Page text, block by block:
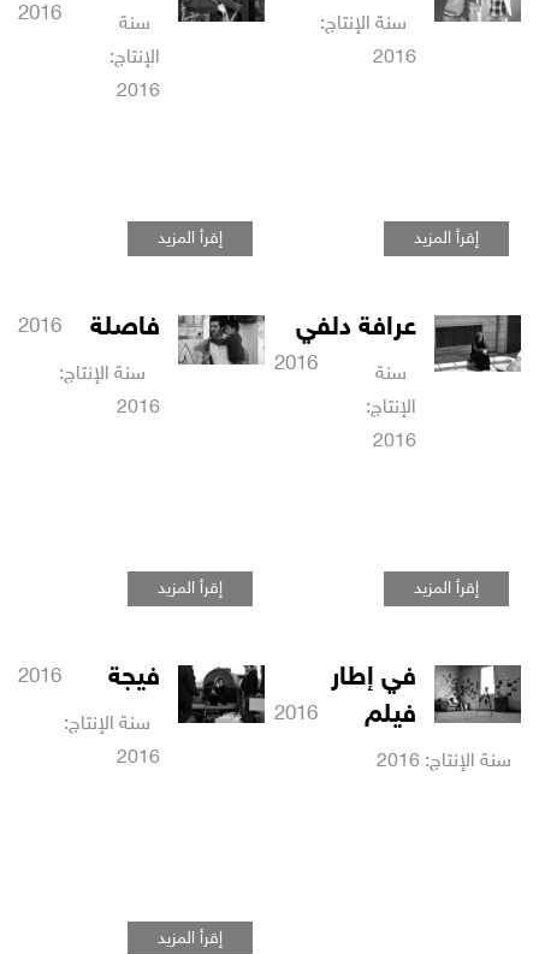
فيلم كما يليق بك على منصة التتويج في مهرجان ليبيا السينمائي في دورته
سنة الإنتاج:
2016
إقرأ المزيد
سنة
الإنتاج:
2016
إقرأ المزيد
عرافة دلفي
سنة
الإنتاج:
2016
إقرأ المزيد
فاصلة 2016
سنة الإنتاج:
2016
إقرأ المزيد
في إطار
فيلم
الإنتاج: 2016
فيجة
سنة الإنتاج:
2016
إقرأ المزيد